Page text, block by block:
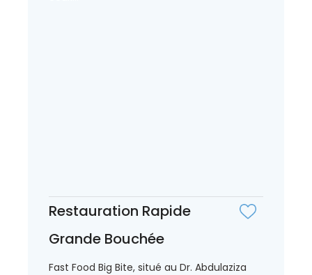
Restauration Rapide
Grande Bouchée
Fast Food Big Bite, situé au Dr. Abdulaziza